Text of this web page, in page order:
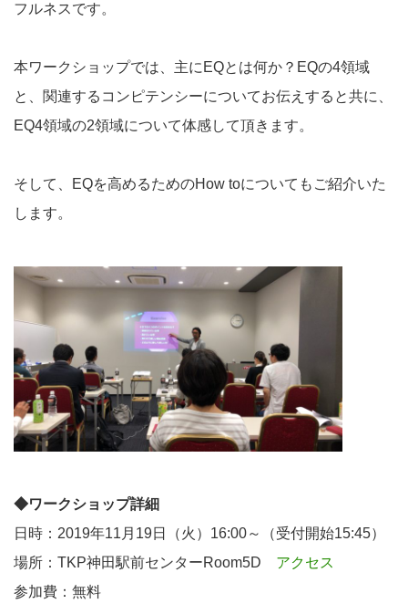
フルネスです。
本ワークショップでは、主にEQとは何か？EQの4領域
と、関連するコンピテンシーについてお伝えすると共に、
EQ4領域の2領域について体感して頂きます。
そして、EQを高めるためのHow toについてもご紹介いた
します。
◆ワークショップ詳細
日時：2019年11月19日（火）16:00～（受付開始15:45）
場所：TKP神田駅前センターRoom5D アクセス
参加費：無料